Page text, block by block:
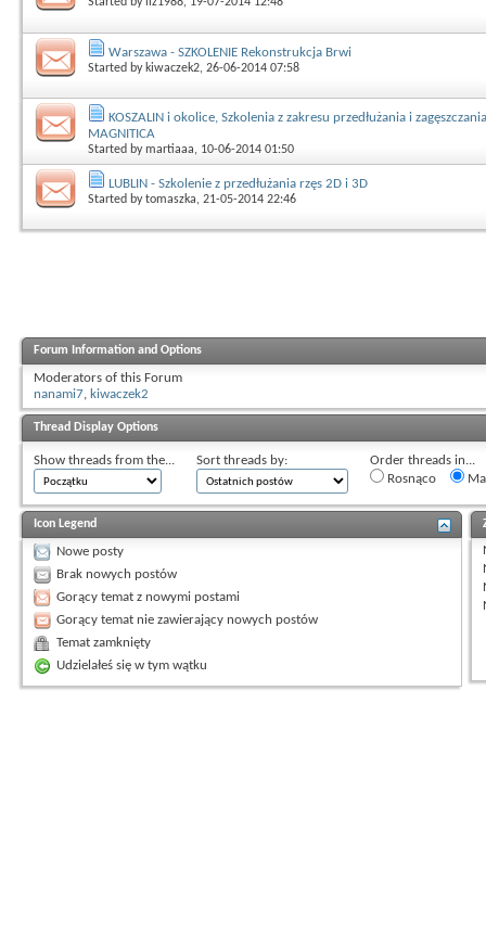
Warszawa - SZKOLENIE Rekonstrukcja Brwi
Started by kiwaczek2, 26-06-2014 07:58
KOSZALIN i okolice, Szkolenia z zakresu przedłużania i
MAGNITICA
Started bymartiaaa, 10-06-2014 01:50
LUBLIN - Szkolenie z przedłużania rzęs 2D i 3D
Started bytomaszka, 21-05-2014 22:46
Forum Information and Options
Moderators of this Forum
nanami7, kiwaczek2
Thread Display Options
Show threads from the... Sort threads by:
Order threads in...
Rosnąco
Icon Legend
Nowe posty
Brak nowych postów
Gorący temat z nowymi postami
Gorący temat nie zawierający nowych postów
Temat zamknięty
Udzielałeś się w tym wątku